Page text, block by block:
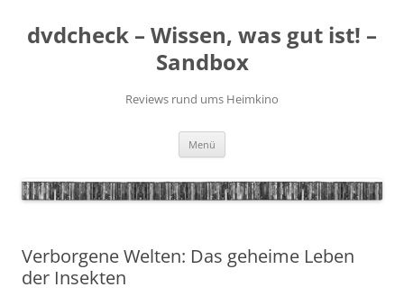
springen
dvdcheck – Wissen, was gut ist! –
Sandbox
Reviews rund ums Heimkino
Menü
Verborgene Welten: Das geheime Leben
der Insekten